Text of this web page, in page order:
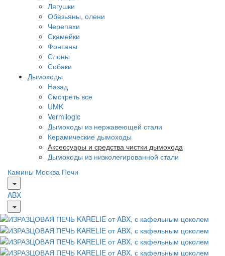
Лягушки
Обезьяны, олени
Черепахи
Скамейки
Фонтаны
Слоны
Собаки
Дымоходы
Назад
Смотреть все
UMK
Vermilogic
Дымоходы из нержавеющей стали
Керамические дымоходы
Аксессуары и средства чистки дымохода
Дымоходы из низколегированной стали
Камины Москва Печи
ABX